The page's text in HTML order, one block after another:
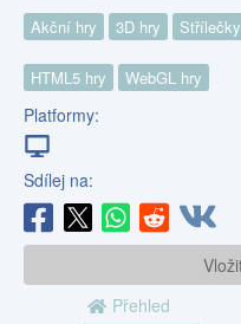
Akční hry 3D hry Střílečky
HTML5 hry WebGL hry
Platformy:
Sdílej na:
Přehled